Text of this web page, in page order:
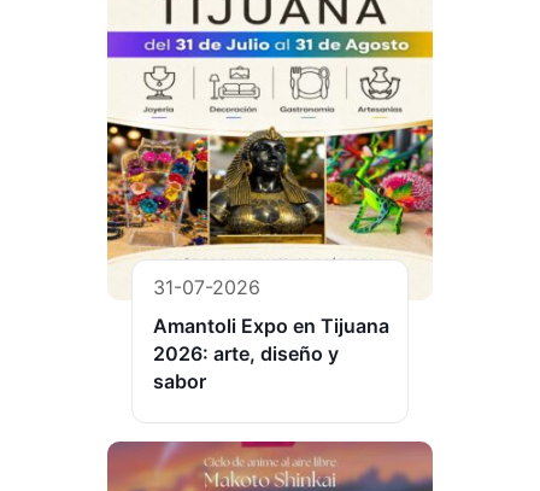
31-07-2026
Amantoli Expo en Tijuana
2026: arte, diseño y
sabor